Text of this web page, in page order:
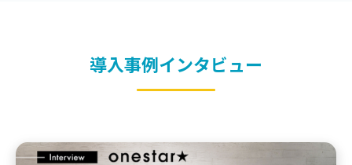
導入事例インタビュー